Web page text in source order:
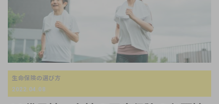
生命保険の選び方
2022.04.08